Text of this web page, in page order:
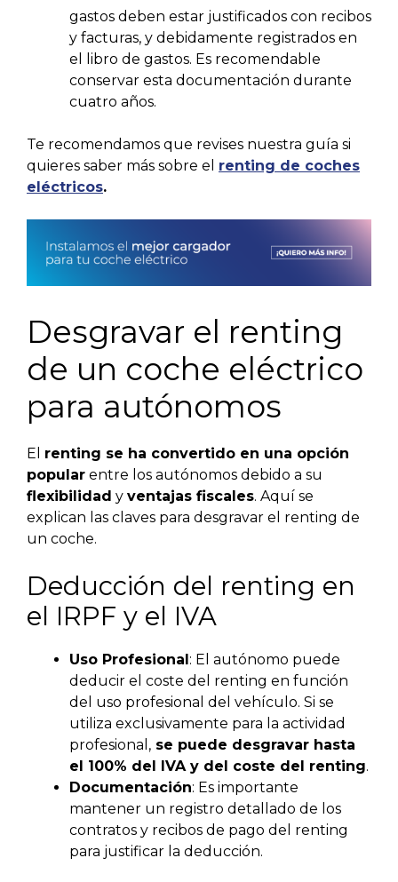
gastos deben estar justificados con recibos
y facturas, y debidamente registrados en
el libro de gastos. Es recomendable
conservar esta documentación durante
cuatro años.
Te recomendamos que revises nuestra guía si
quieres saber más sobre el renting de coches
eléctricos.
Desgravar el renting
de un coche eléctrico
para autónomos
El renting se ha convertido en una opción
popular entre los autónomos debido a su
flexibilidad y ventajas fiscales. Aquí se
explican las claves para desgravar el renting de
un coche.
Deducción del renting en
el IRPF y el IVA
Uso Profesional : El autónomo puede
deducir el coste del renting en función
del uso profesional del vehículo. Si se
utiliza exclusivamente para la actividad
profesional, se puede desgravar hasta
el 100% del IVA y del coste del renting.
Documentación: Es importante
mantener un registro detallado de los
contratos y recibos de pago del renting
para justificar la deducción.